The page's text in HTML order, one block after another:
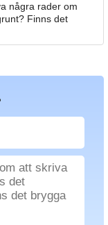
några rader om
Finns det